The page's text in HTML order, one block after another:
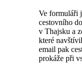
Ve formuláři
cestovního
v Thajsku a
které
email pak
prokáže při